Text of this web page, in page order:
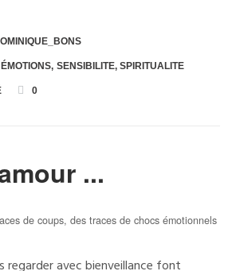
Biologique »
ÉMOTIONS, SENSIBILITE, SPIRITUALITE
0
...
de coups, des traces de chocs émotionnels
regarder avec bienveillance font